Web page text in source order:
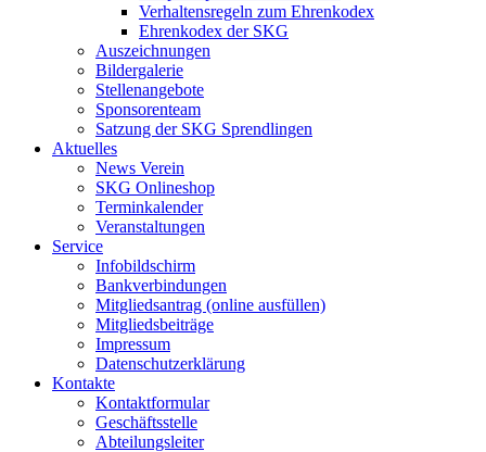
Verhaltensregeln zum Ehrenkodex
Ehrenkodex der SKG
Auszeichnungen
Bildergalerie
Stellenangebote
Sponsorenteam
Satzung der SKG Sprendlingen
Aktuelles
News Verein
SKG Onlineshop
Terminkalender
Veranstaltungen
Service
Infobildschirm
Bankverbindungen
Mitgliedsantrag (online ausfüllen)
Mitgliedsbeiträge
Impressum
Datenschutzerklärung
Kontakte
Kontaktformular
Geschäftsstelle
Abteilungsleiter